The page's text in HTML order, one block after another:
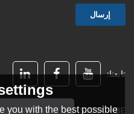
إرسال
تابعنا:
SUBSCRIBE:
you with the best possible